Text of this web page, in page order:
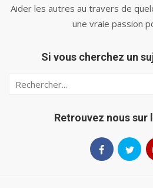
Aider les autres au travers de
une vraie passion
Si vous cherchez un
Retrouvez nous sur